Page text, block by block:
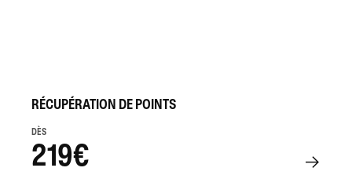
RÉCUPÉRATION DE POINTS
DÈS
219€